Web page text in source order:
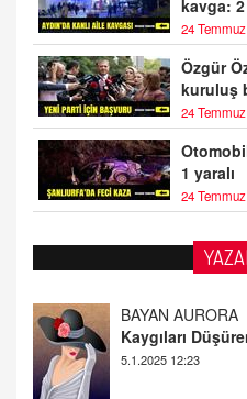
kavga:
24
Özgür
kuruluş
24
1 yaralı
24
DOKTOR CİVANIM
Mastürbasyon
13.11.2024 22:51